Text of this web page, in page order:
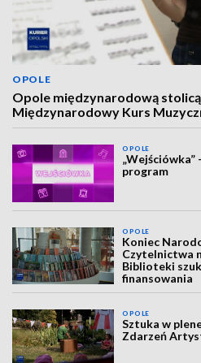
OPOLE
Opole międzynarodową
Międzynarodowy Kurs
OPOLE
„Wejściówka”
program
OPOLE
Koniec
Czytelnictwa
Biblioteki
finansowania
OPOLE
Sztuka w
Zdarzeń